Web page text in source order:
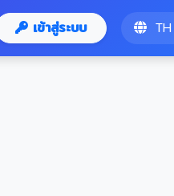
เข้าสู่ระบบ TH